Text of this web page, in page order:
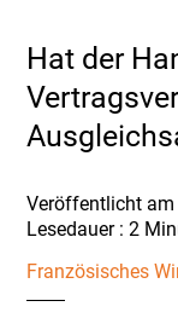
Hat der
Veröffentlicht am
Französisches